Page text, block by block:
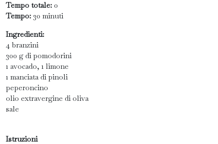
Tempo totale: 0
Tempo: 30 minuti
Ingredienti:
4 branzini
300 g di pomodorini
1 avocado, 1 limone
1 manciata di pinoli
peperoncino
olio extravergine di oliva
sale
Istruzioni